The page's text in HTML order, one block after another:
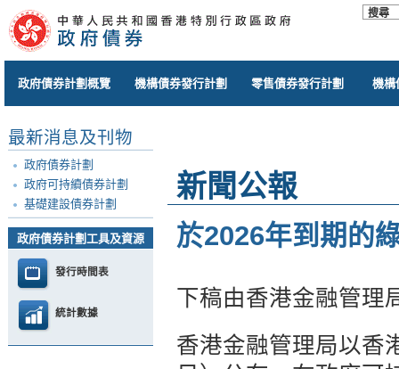
政府債券計劃概覽 機構債券發行計劃 零售債券發行計劃 機構
最新消息及刊物
政府債券計劃
政府可持續債券計劃
基礎建設債券計劃
政府債券計劃工具及資源
發行時間表
統計數據
新聞公報
於2026年到期的
下稿由香港金融管理
香港金融管理局以香